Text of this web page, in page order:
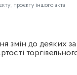
проєкту іншого акта
змін до деяких